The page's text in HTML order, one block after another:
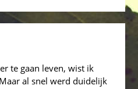
te gaan leven, wist ik
al snel werd duidelijk